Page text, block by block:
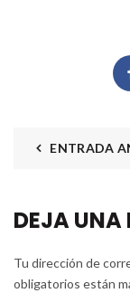
ENTRADA
DEJA UNA
Tu dirección de
obligatorios están